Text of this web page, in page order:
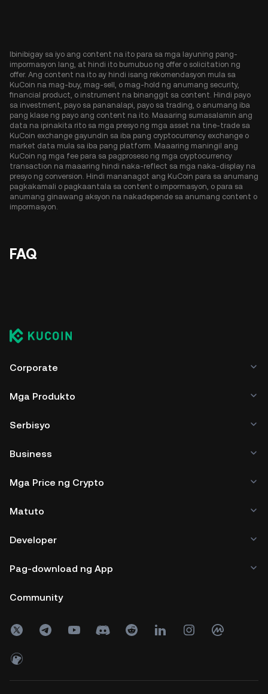
Ibinibigay sa iyo ang content na ito para sa mga layuning pang-
impormasyon lang, at hindi ito bumubuo ng offer o solicitation ng
offer. Ang content na ito ay hindi isang rekomendasyon mula sa
KuCoin na mag-buy, mag-sell, o mag-hold ng anumang security,
financial product, o instrument na binanggit sa content. Hindi payo
sa investment, payo sa pananalapi, payo sa trading, o anumang iba
pang klase ng payo ang content na ito. Maaaring sumasalamin ang
data na ipinakita rito sa mga presyo ng mga asset na tine-trade sa
KuCoin exchange gayundin sa iba pang cryptocurrency exchange o
market data mula sa iba pang platform. Maaaring maningil ang
KuCoin ng mga fee para sa pagproseso ng mga cryptocurrency
transaction na maaaring hindi naka-reflect sa mga naka-display na
presyo ng conversion. Hindi mananagot ang KuCoin para sa anumang
pagkakamali o pagkaantala sa content o impormasyon, o para sa
anumang ginawang aksyon na nakadepende sa anumang content o
impormasyon.
FAQ
Corporate
Mga Produkto
Serbisyo
Business
Mga Price ng Crypto
Matuto
Developer
Pag-download ng App
Community